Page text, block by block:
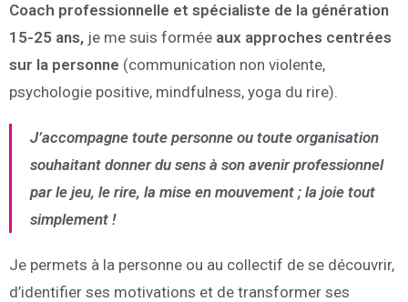
Coach professionnelle et spécialiste de la génération
15-25 ans, je me suis formée aux approches centrées
sur la personne (communication non violente,
psychologie positive, mindfulness, yoga du rire).
J’accompagne toute personne ou toute organisation
souhaitant donner du sens à son avenir professionnel
par le jeu, le rire, la mise en mouvement ; la joie tout
simplement !
Je permets à la personne ou au collectif de se découvrir,
d’identifier ses motivations et de transformer ses